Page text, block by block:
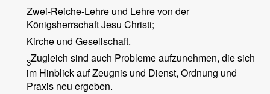
Zwei-Reiche-Lehre und Lehre von der
Königsherrschaft Jesu Christi;
Kirche und Gesellschaft.
3Zugleich sind auch Probleme aufzunehmen, die sich
im Hinblick auf Zeugnis und Dienst, Ordnung und
Praxis neu ergeben.